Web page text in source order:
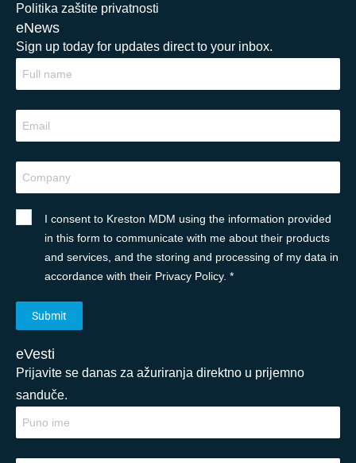
Politika zaštite privatnosti
eNews
Sign up today for updates direct to your inbox.
I consent to Kreston MDM using the information provided
in this form to communicate with me about their products
and services, and the storing and processing of my data in
accordance with their Privacy Policy. *
eVesti
Prijavite se danas za ažuriranja direktno u prijemno
sanduče.